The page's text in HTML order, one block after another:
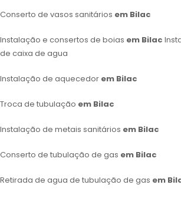
Conserto de vasos sanitários em Bilac
Instalação e consertos de boias em Bilac
de caixa de agua
Instalação de aquecedor em Bilac
Troca de tubulação em Bilac
Instalação de metais sanitários em Bilac
Conserto de tubulação de gas em Bilac
Retirada de agua de tubulação de gas em